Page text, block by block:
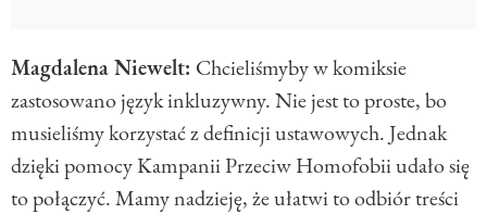
Magdalena Niewelt: Chcieliśmyby w komiksie
zastosowano język inkluzywny. Nie jest to proste, bo
musieliśmy korzystać z definicji ustawowych. Jednak
dzięki pomocy Kampanii Przeciw Homofobii udało się
to połączyć. Mamy nadzieję, że ułatwi to odbiór treści